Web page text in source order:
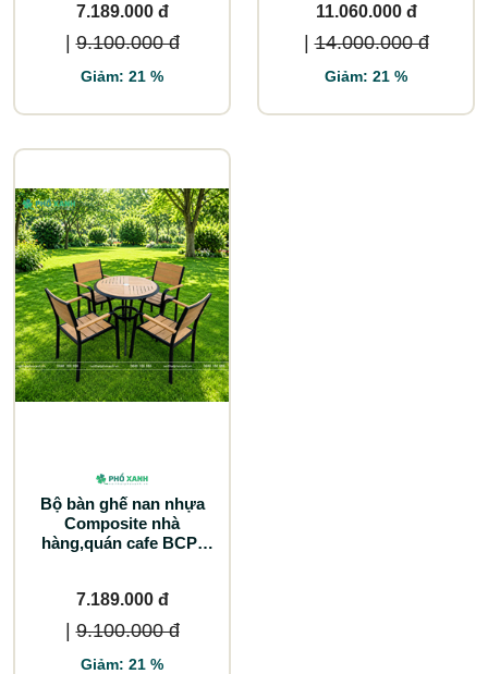
7.189.000 đ
| 9.100.000 đ
Giảm: 21 %
11.060.000 đ
| 14.000.000 đ
Giảm: 21 %
Bộ bàn ghế nan nhựa
Composite nhà
hàng,quán cafe BCP-
7.189.000 đ
| 9.100.000 đ
Giảm: 21 %